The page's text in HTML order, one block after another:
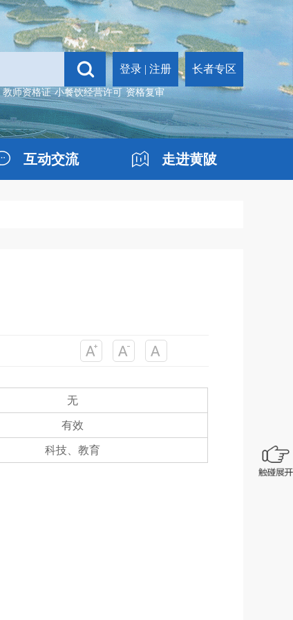
登录 | 注册 长者专区
教师资格证 小餐饮经营许可 资格复审
互动交流 走进黄陂
无
有效
科技、教育